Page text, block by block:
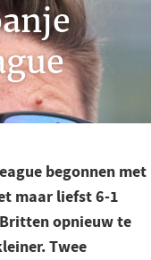
begonnen met
maar liefst 6-1
opnieuw te
Twee